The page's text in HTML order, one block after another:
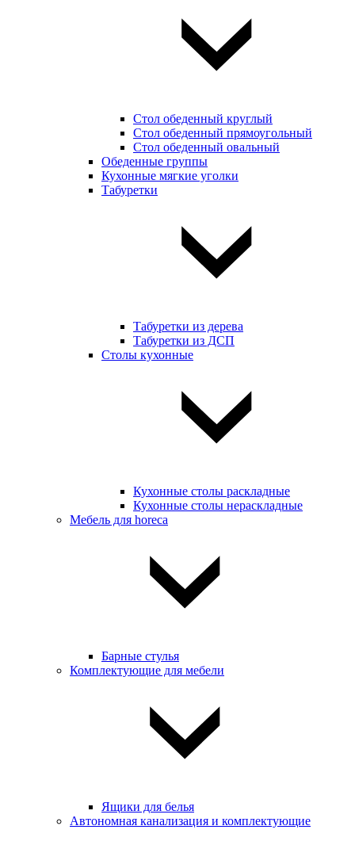
Стол обеденный круглый
Стол обеденный прямоугольный
Стол обеденный овальный
Обеденные группы
Кухонные мягкие уголки
Табуретки
Табуретки из дерева
Табуретки из ДСП
Столы кухонные
Кухонные столы раскладные
Кухонные столы нераскладные
Мебель для horeca
Барные стулья
Комплектующие для мебели
Ящики для белья
Автономная канализация и комплектующие